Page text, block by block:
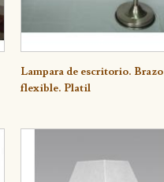
Detalle
Lampara de escritorio. Brazo
flexible. Platil